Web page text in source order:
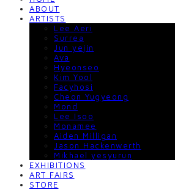
ABOUT
ARTISTS
Lee Aeri
Surrea
Jun yejin
Ava
Hyeonseo
Kim Yool
Facyhosi
Cheon Yugyeong
Mond
Lee Isoo
Monamee
Aiden Milligan
Jason Hackenwerth
Mikhael yesyurun
EXHIBITIONS
ART FAIRS
STORE